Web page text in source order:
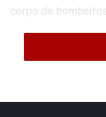
corpo de